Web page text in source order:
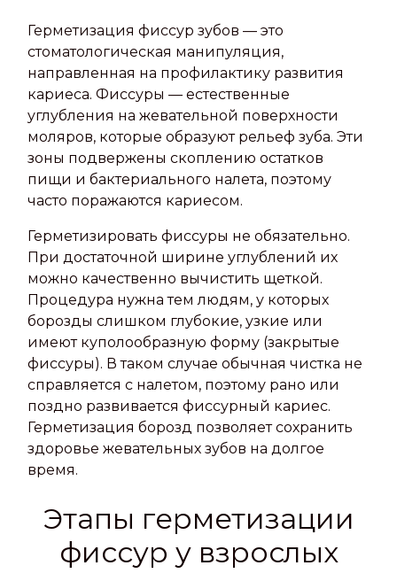
Герметизация фиссур зубов — это
стоматологическая манипуляция,
направленная на профилактику развития
кариеса. Фиссуры — естественные
углубления на жевательной поверхности
моляров, которые образуют рельеф зуба. Эти
зоны подвержены скоплению остатков
пищи и бактериального налета, поэтому
часто поражаются кариесом.
Герметизировать фиссуры не обязательно.
При достаточной ширине углублений их
можно качественно вычистить щеткой.
Процедура нужна тем людям, у которых
борозды слишком глубокие, узкие или
имеют куполообразную форму (закрытые
фиссуры). В таком случае обычная чистка не
справляется с налетом, поэтому рано или
поздно развивается фиссурный кариес.
Герметизация борозд позволяет сохранить
здоровье жевательных зубов на долгое
время.
Этапы герметизации
фиссур у взрослых